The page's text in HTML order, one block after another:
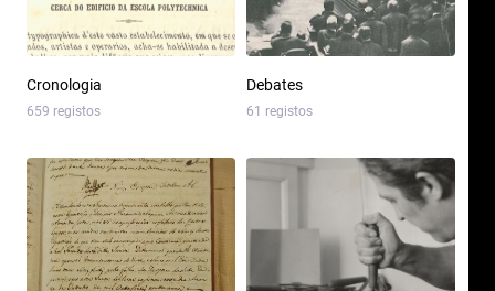
Cronologia
659 registos
Debates
61 registos